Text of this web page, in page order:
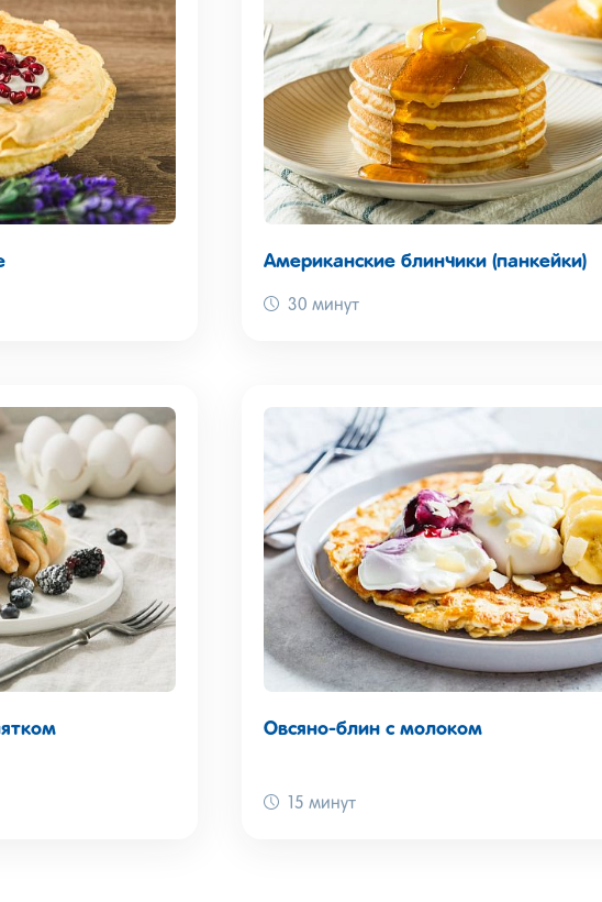
Американские блинчики (панкейки)
30 минут
Овсяно-блин с молоком
15 минут